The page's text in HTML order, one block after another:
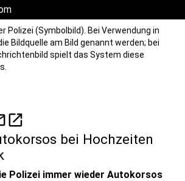
Polizei (Symbolbild). Bei Verwendung in
Bildquelle am Bild genannt werden; bei
spielt das System diese
open_in_new
bei Hochzeiten
Polizei immer wieder Autokorsos